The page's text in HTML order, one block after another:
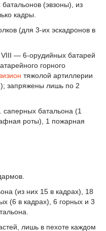
(эвзоны), из
кадры.
(для 3-их эскадронов в
VIII — 6-орудийных батарей
горного
тяжолой артиллерии
запряжены лишь по 2
батальона (1
роты), 1 пожарная
(из них 15 в кадрах), 18
(6 в кадрах), 6 горных и 3
лишь в пехоте каждом